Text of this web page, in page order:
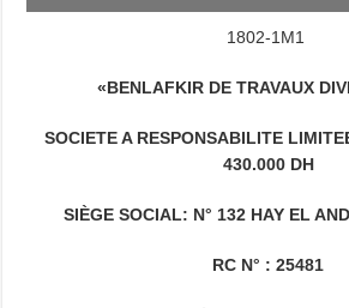
1802-1M1
«BENLAFKIR DE TRAVAUX
SOCIETE A RESPONSABILITE
430.000 DH
SIÈGE SOCIAL: N° 132 HAY EL
RC N° : 25481